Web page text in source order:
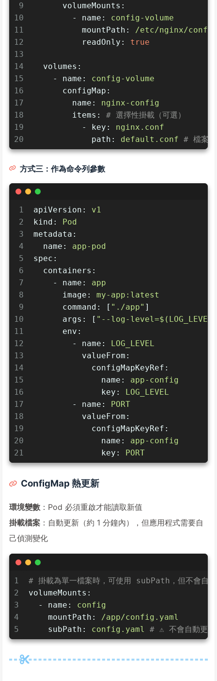
9
10
11
12
13
14
15
16
17
18
19
20
volumeMounts:
-
name:
config-volume
mountPath:
/etc/nginx/conf.d
readOnly:
true
volumes:
-
name:
config-volume
configMap:
name:
nginx-config
items:
# 選擇性掛載（可選）
-
key:
nginx.conf
path:
default.conf # 檔案
方式三：作為命令列參數
1
2
3
4
5
6
7
8
9
10
11
12
13
14
15
16
17
18
19
20
21
apiVersion:
v1
kind:
Pod
metadata:
name:
app-pod
spec:
containers:
-
name:
app
image:
my-app:latest
command:
[ "./app" ]
args:
[ "--log-
env:
-
name:
LOG_LEVEL
valueFrom:
configMapKeyRef:
name:
app-config
key:
LOG_LEVEL
-
name:
PORT
valueFrom:
configMapKeyRef:
name:
app-config
key:
PORT
ConfigMap 熱更新
環境變數 ：Pod 必須重啟才能讀取新值
掛載檔案 ：自動更新（約 1 分鐘內），但應用程式需要自
己偵測變化
1
2
3
4
5
# 掛載為單一檔案時，可使用 subPath，但不會自
volumeMounts:
-
name:
config
mountPath:
/app/config.yaml
subPath:
config.yaml # ⚠️ 不會自動更新